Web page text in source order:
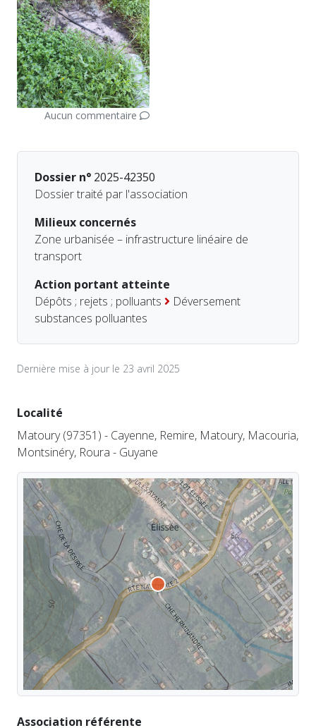
Aucun commentaire
Dossier n° 2025-42350
Dossier traité par l'association
Milieux concernés
Zone urbanisée – infrastructure linéaire de
transport
Action portant atteinte
Dépôts ; rejets ; polluants
Déversement
substances polluantes
Dernière mise à jour le 23 avril 2025
Localité
Matoury (97351) - Cayenne, Remire, Matoury, Macouria,
Montsinéry, Roura - Guyane
Association référente